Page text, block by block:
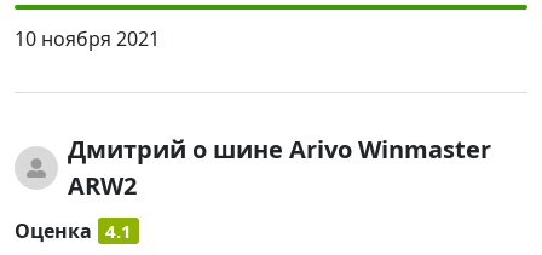
10 ноября 2021
Дмитрий о шине Arivo Winmaster
ARW2
Оценка 4.1